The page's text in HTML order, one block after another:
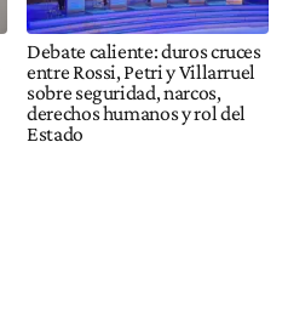
Debate caliente: duros cruces
entre Rossi, Petri y Villarruel
sobre seguridad, narcos,
derechos humanos y rol del
Estado